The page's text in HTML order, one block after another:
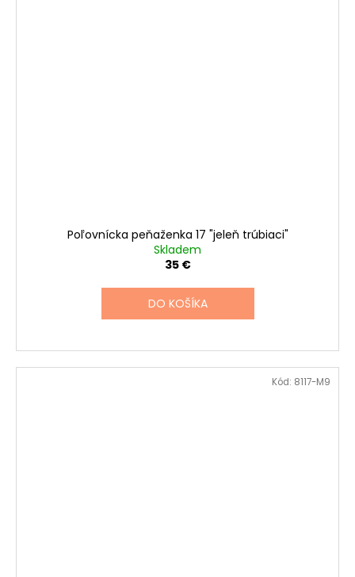
Poľovnícka peňaženka 17 "jeleň trúbiaci"
Skladem
35 €
DO KOŠÍKA
Kód: 8117-M9